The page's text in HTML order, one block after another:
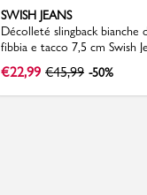
SWISH JEANS
Décolleté slingback bianche
fibbia e tacco 7,5 cm Swish
€22,99 €45,99 -50%